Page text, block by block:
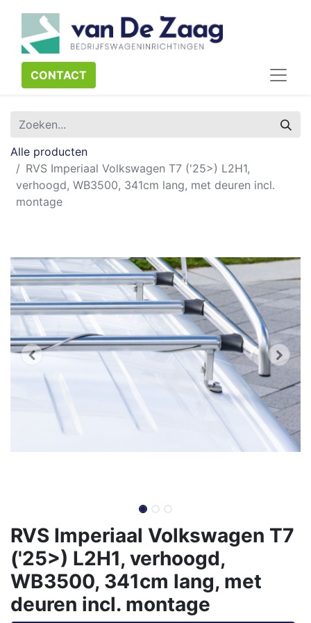
CONTACT​​​​
Alle producten
RVS Imperiaal Volkswagen T7 ('25>) L2H1,
verhoogd, WB3500, 341cm lang, met deuren incl.
montage
RVS Imperiaal Volkswagen T7
('25>) L2H1, verhoogd,
WB3500, 341cm lang, met
deuren incl. montage